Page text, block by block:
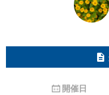
開催日